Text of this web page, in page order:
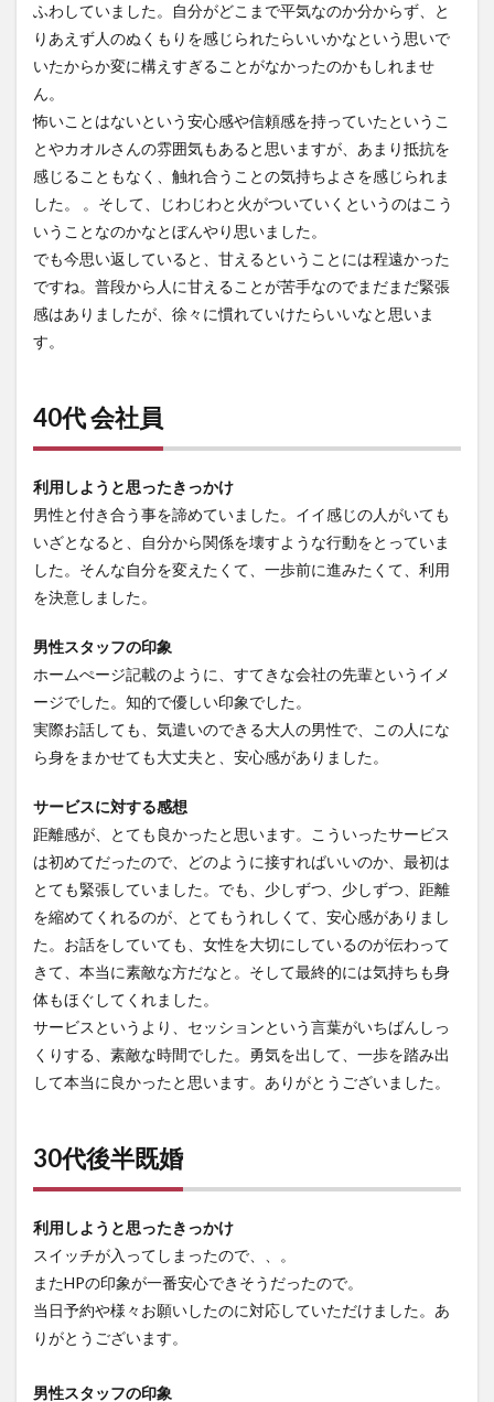
ふわしていました。自分がどこまで平気なのか分からず、と
りあえず人のぬくもりを感じられたらいいかなという思いで
いたからか変に構えすぎることがなかったのかもしれませ
ん。
怖いことはないという安心感や信頼感を持っていたというこ
とやカオルさんの雰囲気もあると思いますが、あまり抵抗を
感じることもなく、触れ合うことの気持ちよさを感じられま
した。 。そして、じわじわと火がついていくというのはこう
いうことなのかなとぼんやり思いました。
でも今思い返していると、甘えるということには程遠かった
ですね。普段から人に甘えることが苦手なのでまだまだ緊張
感はありましたが、徐々に慣れていけたらいいなと思いま
す。
40代 会社員
利用しようと思ったきっかけ
男性と付き合う事を諦めていました。イイ感じの人がいても
いざとなると、自分から関係を壊すような行動をとっていま
した。そんな自分を変えたくて、一歩前に進みたくて、利用
を決意しました。
男性スタッフの印象
ホームぺージ記載のように、すてきな会社の先輩というイメ
ージでした。知的で優しい印象でした。
実際お話しても、気遣いのできる大人の男性で、この人にな
ら身をまかせても大丈夫と、安心感がありました。
サービスに対する感想
距離感が、とても良かったと思います。こういったサービス
は初めてだったので、どのように接すればいいのか、最初は
とても緊張していました。でも、少しずつ、少しずつ、距離
を縮めてくれるのが、とてもうれしくて、安心感がありまし
た。お話をしていても、女性を大切にしているのが伝わって
きて、本当に素敵な方だなと。そして最終的には気持ちも身
体もほぐしてくれました。
サービスというより、セッションという言葉がいちばんしっ
くりする、素敵な時間でした。勇気を出して、一歩を踏み出
して本当に良かったと思います。ありがとうございました。
30代後半既婚
利用しようと思ったきっかけ
スイッチが入ってしまったので、、。
またHPの印象が一番安心できそうだったので。
当日予約や様々お願いしたのに対応していただけました。あ
りがとうございます。
男性スタッフの印象